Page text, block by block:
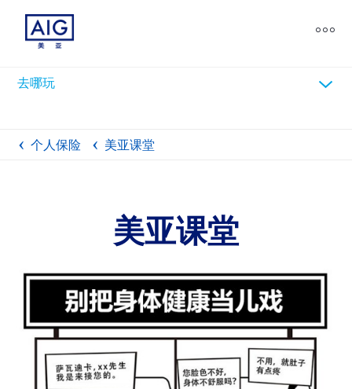
去哪玩 chevron_down
个人保险 美亚课堂
美亚课堂